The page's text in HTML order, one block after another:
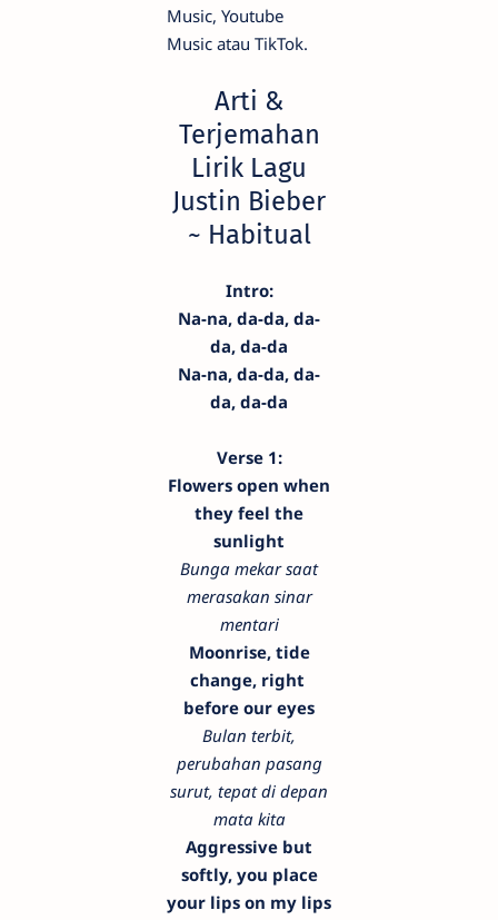
Music, Youtube
Music atau TikTok.
Arti &
Terjemahan
Lirik Lagu
Justin Bieber
~ Habitual
Intro:
Na-na, da-da, da-
da, da-da
Na-na, da-da, da-
da, da-da
Verse 1:
Flowers open when
they feel the
sunlight
Bunga mekar saat
merasakan sinar
mentari
Moonrise, tide
change, right
before our eyes
Bulan terbit,
perubahan pasang
surut, tepat di depan
mata kita
Aggressive but
softly, you place
your lips on my lips